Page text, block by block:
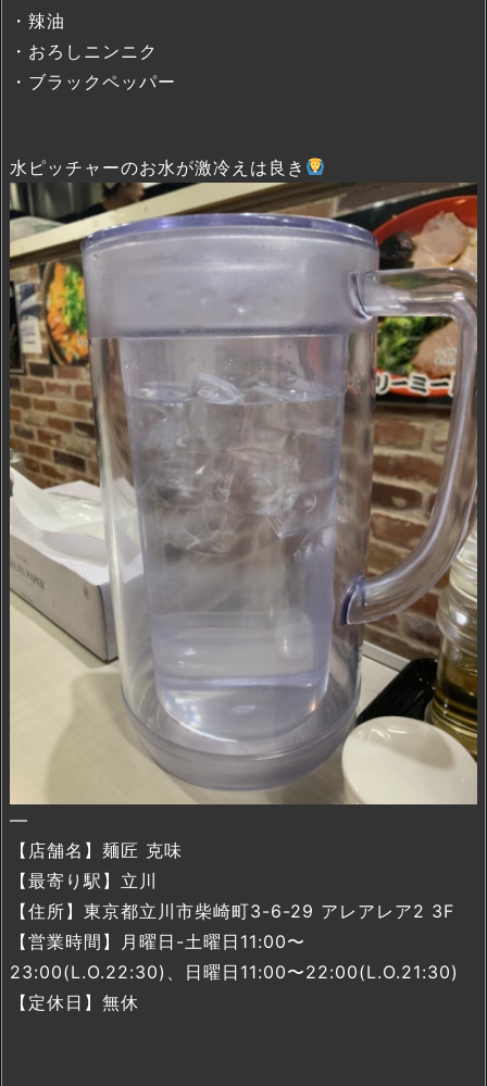
・辣油
・おろしニンニク
・ブラックペッパー
水ピッチャーのお水が激冷えは良き
—
【店舗名】麺匠 克味
【最寄り駅】立川
【住所】東京都立川市柴崎町3-6-29 アレアレア2 3F
【営業時間】月曜日-土曜日11:00〜
23:00(L.O.22:30)、日曜日11:00〜22:00(L.O.21:30)
【定休日】無休